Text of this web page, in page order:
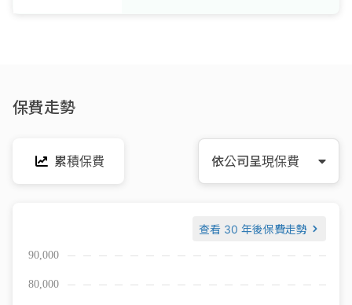
保費走勢
累積保費 依公司呈現保費
查看 30 年後保費走勢